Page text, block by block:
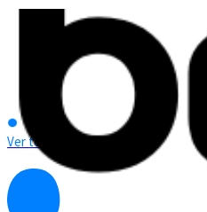
Ver todas las referencias